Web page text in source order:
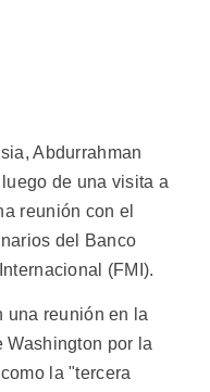
Abdurrahman
de una visita a
reunión con el
del Banco
(FMI).
una reunión en la
por la
la "tercera